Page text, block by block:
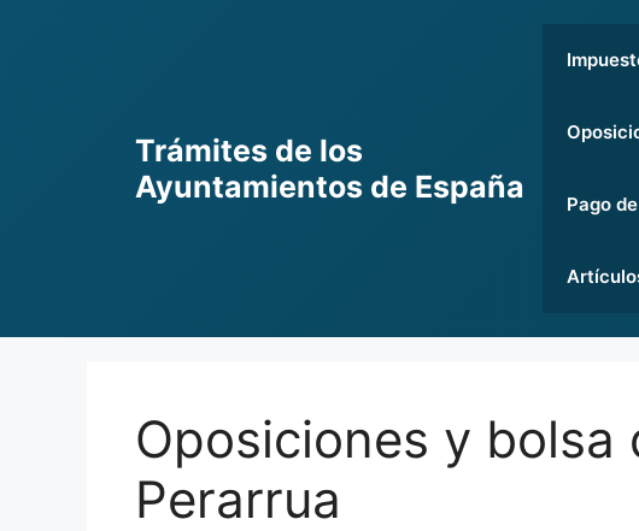
Trámites de los
Ayuntamientos de España
Pago
Oposiciones y
Perarrua